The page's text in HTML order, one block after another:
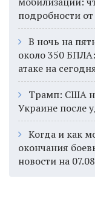
подробности от
В ночь на
около 350
атаке на
Трамп: США
Украине после
Когда и как
окончания
новости на